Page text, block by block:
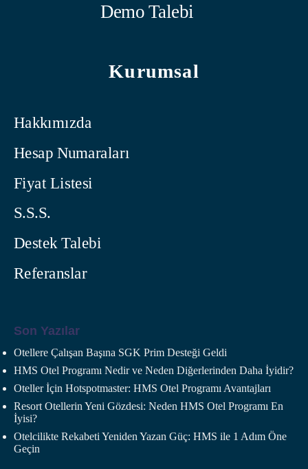
Demo Talebi
Kurumsal
Hakkımızda
Hesap Numaraları
Fiyat Listesi
S.S.S.
Destek Talebi
Referanslar
Son Yazılar
Otellere Çalışan Başına SGK Prim Desteği Geldi
HMS Otel Programı Nedir ve Neden Diğerlerinden Daha İyidir?
Oteller İçin Hotspotmaster: HMS Otel Programı Avantajları
Resort Otellerin Yeni Gözdesi: Neden HMS Otel Programı En
İyisi?
Otelcilikte Rekabeti Yeniden Yazan Güç: HMS ile 1 Adım Öne
Geçin